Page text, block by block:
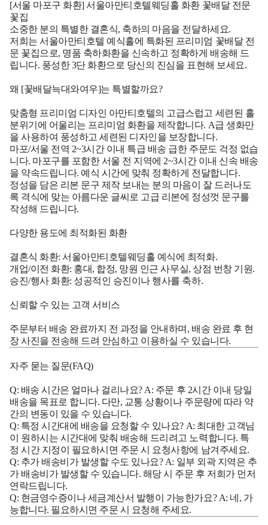
[서울 마포구 화환] 서울아만티호텔웨딩홀 화환 꽃배달 전문
꽃집
소중한 분의 특별한 결혼식, 축하의 마음을 전달하세요.
저희는 서울아만티호텔 예식홀에 특화된 프리미엄 꽃배달 전
문 꽃집으로, 명품 축하화환을 신속하고 정확하게 배송해 드
립니다. 풍성한 3단 화환으로 당신의 진심을 표현해 보세요.
왜 [꽃배달늑대와여우]는 특별할까요?
맞춤형 프리미엄 디자인 아만티호텔의 고급스럽고 세련된 홀
분위기에 어울리는 프리미엄 화환을 제작합니다. A급 생화만
을 사용하여 풍성하고 세련된 디자인을 보장합니다.
마포/서울 전역 2~3시간 이내 특급 배송 급한 주문도 걱정 없습
니다. 마포구를 포함한 서울 전 지역에 2~3시간 이내 신속 배송
을 약속드립니다. 예식 시간에 맞춰 정확하게 전달합니다.
정성을 담은 리본 문구 제작 보내는 분의 마음이 잘 드러나도
록 격식에 맞는 아름다운 글씨로 고급 리본에 정성껏 문구를
작성해 드립니다.
다양한 용도에 최적화된 화환
결혼식 화환: 서울아만티호텔웨딩홀 예식에 최적화.
개업/이전 화환: 홍대, 합정, 망원 인근 사무실, 상점 번창 기원.
승진/행사 화환: 성공적인 승진이나 행사를 축하.
신뢰할 수 있는 고객 서비스
주문부터 배송 완료까지 전 과정을 안내하며, 배송 완료 후 현
장 사진을 전송해 드려 안심하고 이용하실 수 있습니다.
자주 묻는 질문(FAQ)
Q: 배송 시간은 얼마나 걸리나요? A: 주문 후 2시간 이내 당일
배송을 목표로 합니다. 다만, 교통 상황이나 주문량에 따라 약
간의 변동이 있을 수 있습니다.
Q: 특정 시간대에 배송을 요청할 수 있나요? A: 최대한 고객님
이 원하시는 시간대에 맞춰 배송해 드리려고 노력합니다. 특
정 시간 지정이 필요하시면 주문 시 요청사항에 남겨주세요.
Q: 추가 배송비가 발생할 수도 있나요? A: 일부 외곽 지역은 추
가 배송비가 발생할 수 있습니다. 해당 시 주문 후 저희가 먼저
연락드립니다.
Q: 현금영수증이나 세금계산서 발행이 가능한가요? A: 네, 가
능합니다. 필요하시면 주문 시 요청해 주세요.